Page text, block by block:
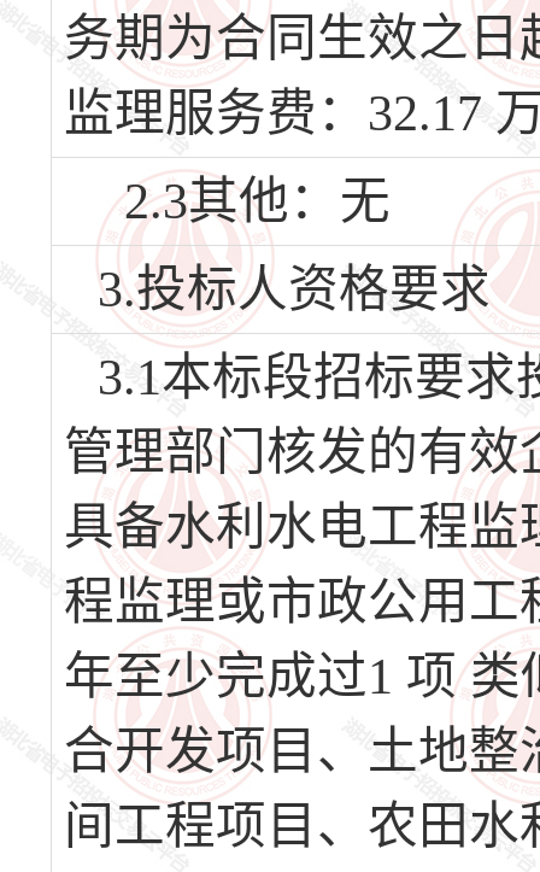
务期为合同生效之
监理服务费：32.17
2.3其他：无
3.投标人资格要求
3.1本标段招标要
管理部门核发的有
具备水利水电工程
程监理或市政公用
年至少完成过1 项
合开发项目、土地
间工程项目、农田